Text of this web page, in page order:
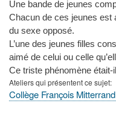
Une bande de jeunes
Chacun de ces jeunes est
du sexe opposé.
L’une des jeunes filles
aimé de celui ou celle
Ce triste phénomène
Ateliers qui présentent ce sujet
Collège François